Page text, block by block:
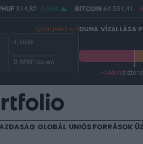
314,82 0,56% BITCOIN64 531,41 -
Mit jelent ez?
4. blokk
0 MW/ 500 MW
DUNA VÍZÁLLÁSA
-144cm
GLOBÁL UNIÓS FORRÁSOK